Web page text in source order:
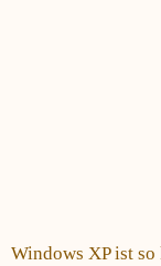
Windows XP ist